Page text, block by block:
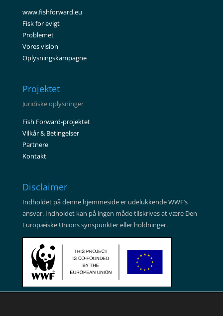
www.fishforward.eu
Fisk for evigt
Problemet
Vores vision
Oplysningskampagne
Projektet
Juridiske oplysninger
Fish Forward-projektet
Vilkår & Betingelser
Partnere
Kontakt
Disclaimer
Indholdet på denne hjemmeside er udelukkende WWF’s
ansvar. Indholdet kan på ingen måde tilskrives at være Den
Europæiske Unions synspunkter eller holdninger.